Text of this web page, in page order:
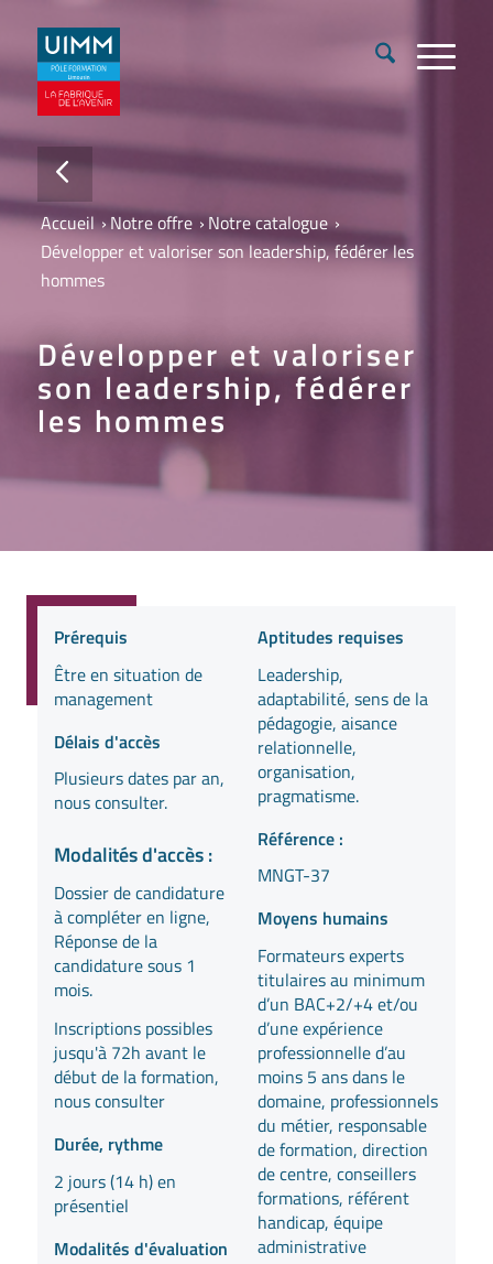
Accueil ›Notre offre › Notre catalogue ›
Développer et valoriser son leadership, fédérer les
hommes
Développer et valoriser
son leadership, fédérer
les hommes
Prérequis
Être en situation de
management
Délais d'accès
Plusieurs dates par an,
nous consulter.
Modalités d'accès :
Dossier de candidature
à compléter en ligne,
Réponse de la
candidature sous 1
mois.
Inscriptions possibles
jusqu'à 72h avant le
début de la formation,
nous consulter
Durée, rythme
2 jours (14 h) en
présentiel
Modalités d'évaluation
Aptitudes requises
Leadership,
adaptabilité, sens de la
pédagogie, aisance
relationnelle,
organisation,
pragmatisme.
Référence :
MNGT-37
Moyens humains
Formateurs experts
titulaires au minimum
d’un BAC+2/+4 et/ou
d’une expérience
professionnelle d’au
moins 5 ans dans le
domaine, professionnels
du métier, responsable
de formation, direction
de centre, conseillers
formations, référent
handicap, équipe
administrative